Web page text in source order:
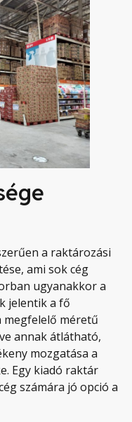
a raktározási
ami sok cég
ugyanakkor a
jelentik a fő
megfelelő méretű
annak átlátható,
mozgatása a
Egy kiadó raktár
számára jó opció a